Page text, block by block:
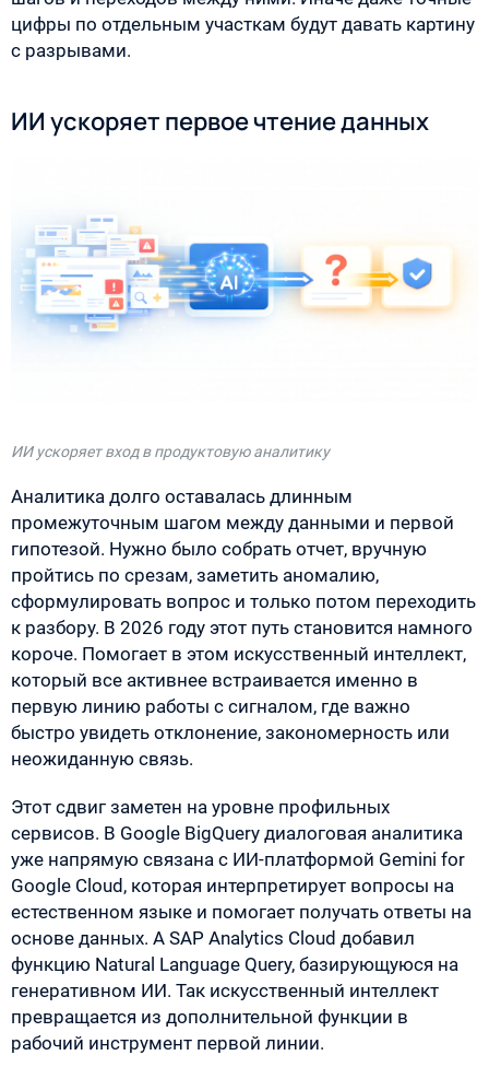
цифры по отдельным участкам будут давать картину
с разрывами.
ИИ ускоряет первое чтение данных
ИИ ускоряет вход в продуктовую аналитику
Аналитика долго оставалась длинным
промежуточным шагом между данными и первой
гипотезой. Нужно было собрать отчет, вручную
пройтись по срезам, заметить аномалию,
сформулировать вопрос и только потом переходить
к разбору. В 2026 году этот путь становится намного
короче. Помогает в этом искусственный интеллект,
который все активнее встраивается именно в
первую линию работы с сигналом, где важно
быстро увидеть отклонение, закономерность или
неожиданную связь.
Этот сдвиг заметен на уровне профильных
сервисов. В Google BigQuery диалоговая аналитика
уже напрямую связана с ИИ-платформой Gemini for
Google Cloud, которая интерпретирует вопросы на
естественном языке и помогает получать ответы на
основе данных. А SAP Analytics Cloud добавил
функцию Natural Language Query, базирующуюся на
генеративном ИИ. Так искусственный интеллект
превращается из дополнительной функции в
рабочий инструмент первой линии.